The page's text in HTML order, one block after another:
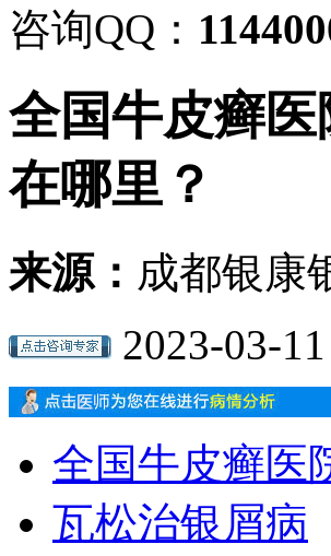
咨询QQ：
全国牛皮癣
在哪里？
来源： 成都银康
2023-03-11
全国牛皮癣医
瓦松治银屑病